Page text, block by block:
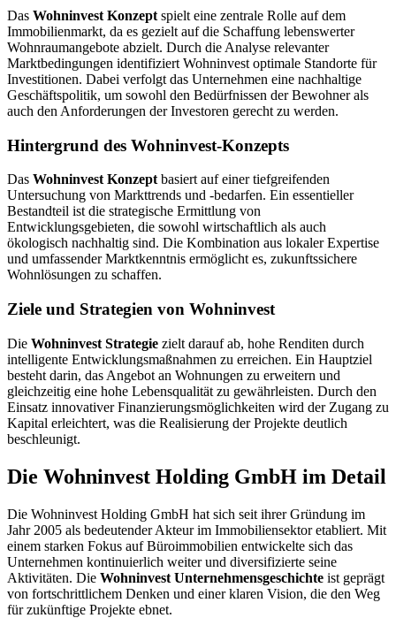
Das Wohninvest Konzept spielt eine zentrale Rolle auf dem
Immobilienmarkt, da es gezielt auf die Schaffung lebenswerter
Wohnraumangebote abzielt. Durch die Analyse relevanter
Marktbedingungen identifiziert Wohninvest optimale Standorte für
Investitionen. Dabei verfolgt das Unternehmen eine nachhaltige
Geschäftspolitik, um sowohl den Bedürfnissen der Bewohner als
auch den Anforderungen der Investoren gerecht zu werden.
Hintergrund des Wohninvest-Konzepts
Das Wohninvest Konzeptbasiert auf einer tiefgreifenden
Untersuchung von Markttrends und -bedarfen. Ein essentieller
Bestandteil ist die strategische Ermittlung von
Entwicklungsgebieten, die sowohl wirtschaftlich als auch
ökologisch nachhaltig sind. Die Kombination aus lokaler Expertise
und umfassender Marktkenntnis ermöglicht es, zukunftssichere
Wohnlösungen zu schaffen.
Ziele und Strategien von Wohninvest
Die Wohninvest Strategie zielt darauf ab, hohe Renditen durch
intelligente Entwicklungsmaßnahmen zu erreichen. Ein Hauptziel
besteht darin, das Angebot an Wohnungen zu erweitern und
gleichzeitig eine hohe Lebensqualität zu gewährleisten. Durch den
Einsatz innovativer Finanzierungsmöglichkeiten wird der Zugang zu
Kapital erleichtert, was die Realisierung der Projekte deutlich
beschleunigt.
Die Wohninvest Holding GmbH im Detail
Die Wohninvest Holding GmbH hat sich seit ihrer Gründung im
Jahr 2005 als bedeutender Akteur im Immobiliensektor etabliert. Mit
einem starken Fokus auf Büroimmobilien entwickelte sich das
Unternehmen kontinuierlich weiter und diversifizierte seine
Aktivitäten. Die Wohninvest Unternehmensgeschichte ist geprägt
von fortschrittlichem Denken und einer klaren Vision, die den Weg
für zukünftige Projekte ebnet.